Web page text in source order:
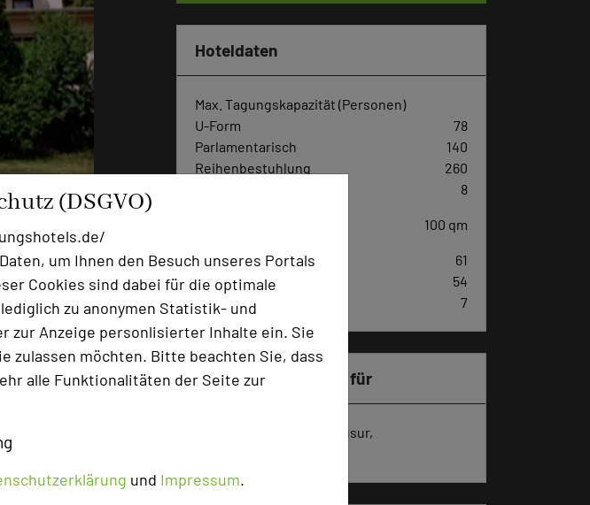
(DSGVO)
um Ihnen den Besuch unseres Portals
Cookies sind dabei für die optimale
zu anonymen Statistik- und
zur Anzeige personlisierter Inhalte ein. Sie
zulassen möchten. Bitte beachten Sie, dass
alle Funktionalitäten der Seite zur
und Impressum.
von
Parkhotel
erweitert.
Hoteldaten
Max. Tagungskapazität (Personen)
U-Form
78
Parlamentarisch
140
Reihenbestuhlung
260
8
100 qm
Zimmer
61
Doppelzimmer
54
Einzelzimmer
7
Besonders geeignet für
Seminar, Konferenz, Klausur,